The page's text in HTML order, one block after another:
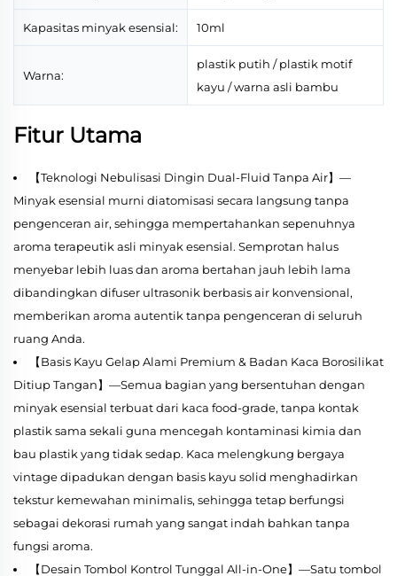
Kapasitas minyak esensial: 10ml
Warna:
plastik putih / plastik motif
kayu / warna asli bambu
Fitur Utama
【Teknologi Nebulisasi Dingin Dual-Fluid Tanpa Air】—
Minyak esensial murni diatomisasi secara langsung tanpa
pengenceran air, sehingga mempertahankan sepenuhnya
aroma terapeutik asli minyak esensial. Semprotan halus
menyebar lebih luas dan aroma bertahan jauh lebih lama
dibandingkan difuser ultrasonik berbasis air konvensional,
memberikan aroma autentik tanpa pengenceran di seluruh
ruang Anda.
【Basis Kayu Gelap Alami Premium & Badan Kaca Borosilikat
Ditiup Tangan】—Semua bagian yang bersentuhan dengan
minyak esensial terbuat dari kaca food-grade, tanpa kontak
plastik sama sekali guna mencegah kontaminasi kimia dan
bau plastik yang tidak sedap. Kaca melengkung bergaya
vintage dipadukan dengan basis kayu solid menghadirkan
tekstur kemewahan minimalis, sehingga tetap berfungsi
sebagai dekorasi rumah yang sangat indah bahkan tanpa
fungsi aroma.
【Desain Tombol Kontrol Tunggal All-in-One】—Satu tombol